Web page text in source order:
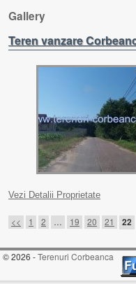
Gallery
Teren vanzare
Vezi Detalii Proprietate
Post navigation
<< 1 2 … 19 20 21 22
© 2026 -Terenuri Corbeanca